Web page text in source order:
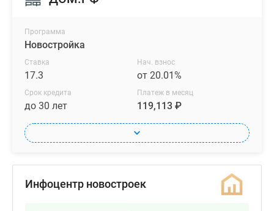
Программа
Новостройка
Ставка
17.3
Нач. взнос
от 20.01%
Срок кредита
до 30 лет
Платеж в месяц
119,113 ₽
Инфоцентр новостроек